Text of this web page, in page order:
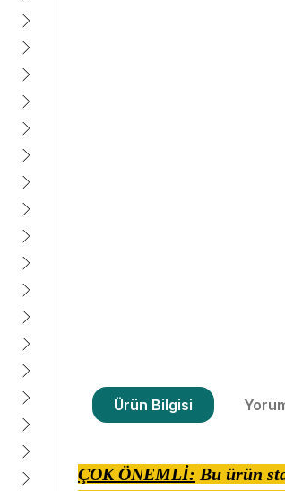
Ürün Bilgisi
ÇOK ÖNEMLİ: Bu ürün